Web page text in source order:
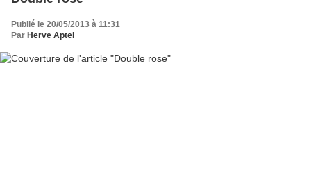
Publié le 20/05/2013 à 11:31
Par Herve Aptel